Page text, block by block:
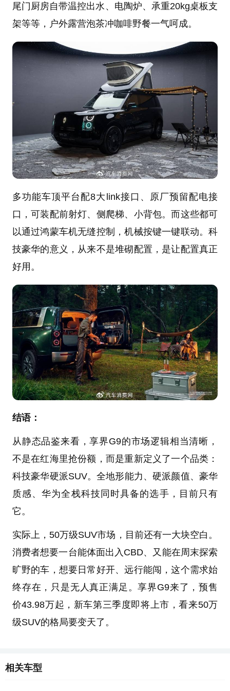
尾门厨房自带温控出水、电陶炉、承重20kg桌板支
架等等，户外露营泡茶冲咖啡野餐一气呵成。
多功能车顶平台配8大link接口、原厂预留配电接
口，可装配前射灯、侧爬梯、小背包。而这些都可
以通过鸿蒙车机无缝控制，机械按键一键联动。科
技豪华的意义，从来不是堆砌配置，是让配置真正
好用。
结语：
从静态品鉴来看，享界G9的市场逻辑相当清晰，
不是在红海里抢份额，而是重新定义了一个品类：
科技豪华硬派SUV。全地形能力、硬派颜值、豪华
质感、华为全栈科技同时具备的选手，目前只有
它。
实际上，50万级SUV市场，目前还有一大块空白。
消费者想要一台能体面出入CBD、又能在周末探索
旷野的车，想要日常好开、远行能闯，这个需求始
终存在，只是无人真正满足。享界G9来了，预售
价43.98万起，新车第三季度即将上市，看来50万
级SUV的格局要变天了。
相关车型